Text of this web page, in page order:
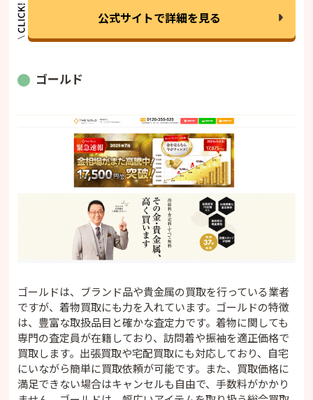
公式サイトで詳細を見る
ゴールド
ゴールドは、ブランド品や貴金属の買取を行っている業者
ですが、着物買取にも力を入れています。ゴールドの特徴
は、豊富な取扱品目と確かな査定力です。着物に関しても
専門の査定員が在籍しており、訪問着や振袖を適正価格で
買取します。出張買取や宅配買取にも対応しており、自宅
にいながら簡単に買取依頼が可能です。また、買取価格に
満足できない場合はキャンセルも自由で、手数料がかかり